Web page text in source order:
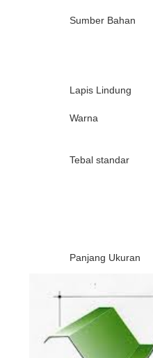
Sumber Bahan
Lapis Lindung
Warna
Tebal standar
Panjang Ukuran